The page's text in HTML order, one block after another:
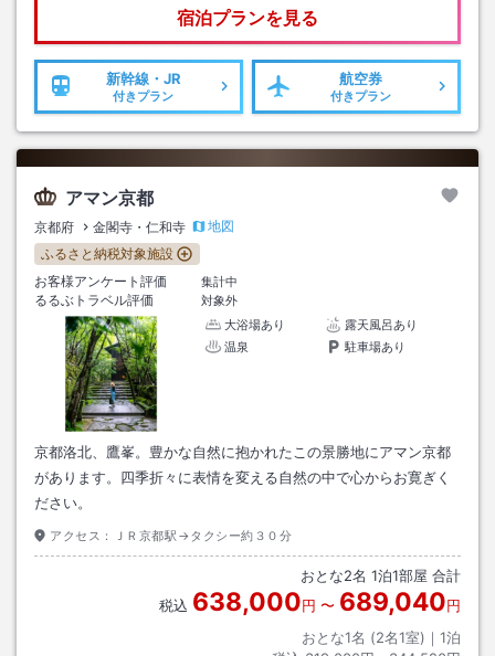
宿泊プランを見る
新幹線・JR
付きプラン
航空券
付きプラン
アマン京都
京都府 金閣寺・仁和寺
地図
ふるさと納税対象施設
お客様アンケート評価
集計中
るるぶトラベル評価
対象外
大浴場あり
露天風呂あり
温泉
駐車場あり
京都洛北、鷹峯。豊かな自然に抱かれたこの景勝地にアマン京都
があります。四季折々に表情を変える自然の中で心からお寛ぎく
ださい。
アクセス： ＪＲ京都駅→タクシー約３０分
おとな2名 1泊1部屋 合計
税込 638,000円 〜 689,040円
おとな1名 (2名1室)｜ 1泊